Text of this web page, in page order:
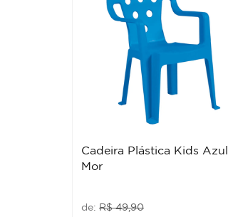
Cadeira Plástica Kids Azul
Mor
R$ 49,90